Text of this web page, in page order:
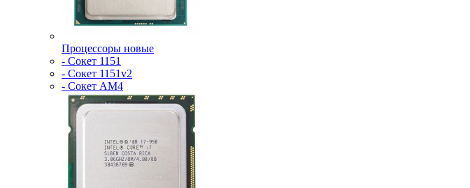
Процессоры новые
- Сокет 1151
- Сокет 1151v2
- Сокет AM4